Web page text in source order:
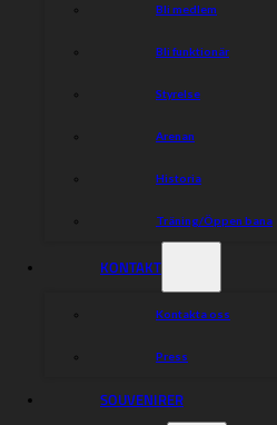
Bli medlem
Bli funktionär
Styrelse
Arenan
Historia
Träning/Öppen bana
KONTAKT
Kontakta oss
Press
SOUVENIRER